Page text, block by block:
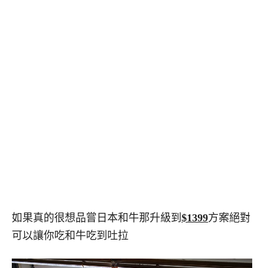
如果真的很想品嘗日本和牛那升級到 $1399方案絕對
可以讓你吃和牛吃到吐拉